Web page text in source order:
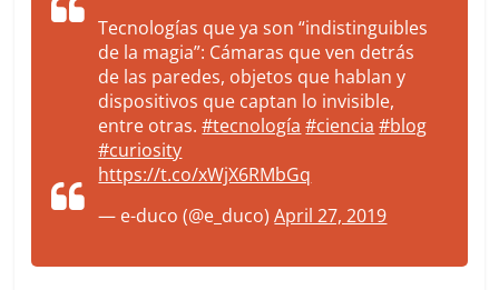
Tecnologías que ya son “indistinguibles
de la magia”: Cámaras que ven detrás
de las paredes, objetos que hablan y
dispositivos que captan lo invisible,
entre otras.#tecnología #ciencia #blog
#curiosity
https://t.co/xWjX6RMbGq
— e-duco (@e_duco)April 27, 2019